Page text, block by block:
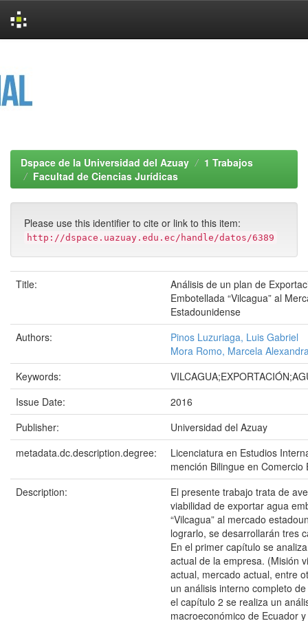
Dspace de la Universidad del Azuay
1 Trabajos
Facultad de Ciencias Jurídicas
Please use this identifier to cite or link to this item:
http://dspace.uazuay.edu.ec/handle/datos/6389
Title:
Análisis de un plan de
Embotellada “Vilcagua” al
Estadounidense
Authors:
Pinos Luzuriaga, Luis Gabriel
Mora Romo, Marcela
Keywords:
Issue Date:
2016
Publisher:
Universidad del Azuay
metadata.dc.description.degree:
Licenciatura en Estudios
mención Bilingue en Comercio
Description:
El presente trabajo trata de
viabilidad de exportar agua
“Vilcagua” al mercado
lograrlo, se desarrollarán tres
En el primer capítulo se
actual de la empresa. (Misión
actual, mercado actual, entre
un análisis interno completo
el capítulo 2 se realiza un
macroeconómico de Ecuador